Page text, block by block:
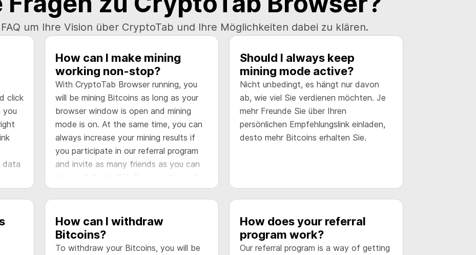
um Ihre Vision über CryptoTab und Ihre Möglichkeiten dabei zu klären.
click
you
data
How can I make mining
working non-stop?
With CryptoTab Browser running, you
will be mining Bitcoins as long as your
browser window is open and mining
mode is on. At the same time, you can
always increase your mining results if
you participate in our referral program
and invite as many friends as you can
get additional commission from their
Should I always keep
mining mode active?
Nicht unbedingt, es hängt nur davon
ab, wie viel Sie verdienen möchten. Je
mehr Freunde Sie über Ihren
persönlichen Empfehlungslink einladen,
desto mehr Bitcoins erhalten Sie.
How can I withdraw
Bitcoins?
To withdraw your Bitcoins, you will be
How does your referral
program work?
Our referral program is a way of getting